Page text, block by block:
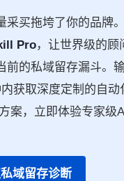
采买拖垮了你的品牌
Pro，让世界级的顾
前的私域留存漏斗。
获取深度定制的自动
案，立即体验专家级
域留存诊断